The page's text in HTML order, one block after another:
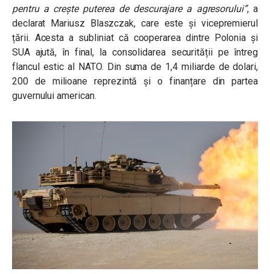
pentru a crește puterea de descurajare a agresorului”, a
declarat Mariusz Blaszczak, care este și vicepremierul
țării. Acesta a subliniat că cooperarea dintre Polonia și
SUA ajută, în final, la consolidarea securității pe întreg
flancul estic al NATO. Din suma de 1,4 miliarde de dolari,
200 de milioane reprezintă și o finanțare din partea
guvernului american.